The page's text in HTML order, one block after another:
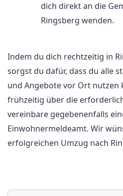
dich direkt an die
Ringsberg wenden.
Indem du dich rechtzeitig in
sorgst du dafür, dass du alle
und Angebote vor Ort
frühzeitig über die
vereinbare gegebenenfalls
Einwohnermeldeamt. Wir
erfolgreichen Umzug nach